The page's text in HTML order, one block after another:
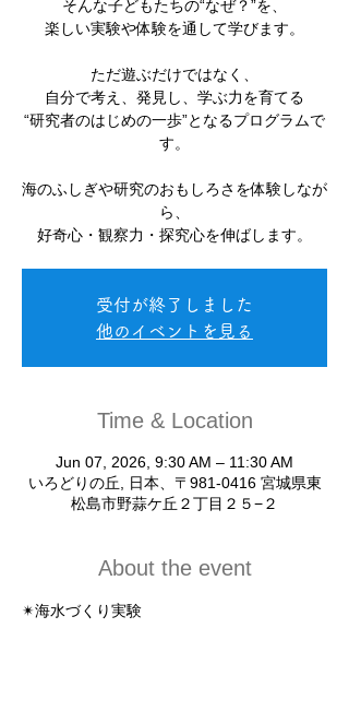
そんな子どもたちの“なぜ？”を、
楽しい実験や体験を通して学びます。
ただ遊ぶだけではなく、
自分で考え、発見し、学ぶ力を育てる
“研究者のはじめの一歩”となるプログラムで
す。
海のふしぎや研究のおもしろさを体験しなが
ら、
好奇心・観察力・探究心を伸ばします。
受付が終了しました
他のイベントを見る
Time & Location
Jun 07, 2026, 9:30 AM – 11:30 AM
いろどりの丘, 日本、〒981-0416 宮城県東
松島市野蒜ケ丘２丁目２５−２
About the event
✴︎海水づくり実験